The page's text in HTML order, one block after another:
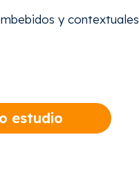
y contextuales
estudio